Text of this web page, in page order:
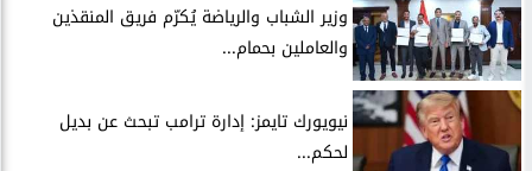
وزير الشباب والرياضة يُكرّم فريق المنقذين
والعاملين بحمام...
نيويورك تايمز: إدارة ترامب تبحث عن بديل
لحكم...